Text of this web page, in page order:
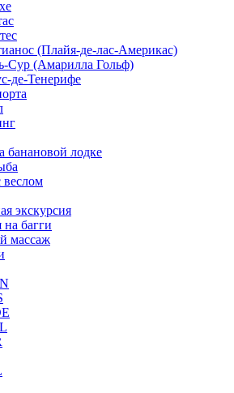
(Плайя-де-лас-Америкас)
Сур (Амарилла Гольф)
де-Тенерифе
банановой лодке
экскурсия
на багги
массаж